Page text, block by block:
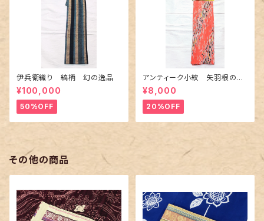
伊兵衛織り 縞柄 幻の逸品
¥100,000
50%OFF
アンティーク小紋 矢羽根の地
紋に短冊柄 裄６６cm
¥8,000
20%OFF
その他の商品